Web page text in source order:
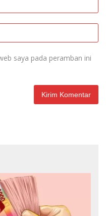
saya pada peramban ini